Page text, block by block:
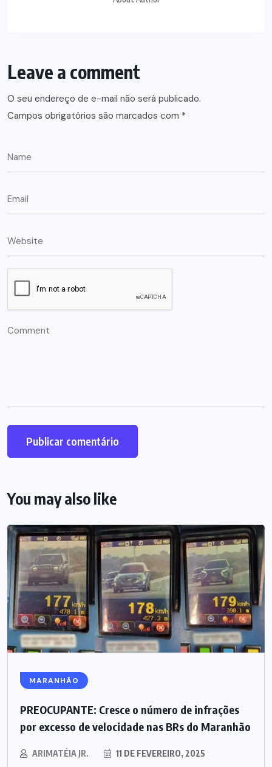
Leave a comment
O seu endereço de e-mail não será publicado.
Campos obrigatórios são marcados com *
You may also like
MARANHÃO
PREOCUPANTE: Cresce o número de infrações
por excesso de velocidade nas BRs do Maranhão
ARIMATÉIA JR. 11 DE FEVEREIRO, 2025